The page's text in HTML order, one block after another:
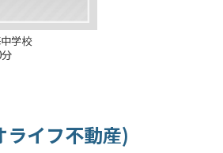
学校
イフ不動産)